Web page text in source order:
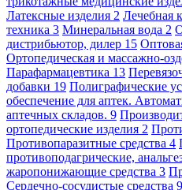
Латексные изделия 2 Лечебная
техника 3 Минеральная вода 2
дистрибьютор, дилер 15
Ортопедическая и массажно-
Парафармацевтика 13
добавки 19 Полиграфические
обеспечение для аптек.
аптечных складов. 9
ортопедические изделия 2
Противопаразитные средства 4
противоподагрические,
жаропонижающие средства 3
Сердечно-сосудистые средства 9